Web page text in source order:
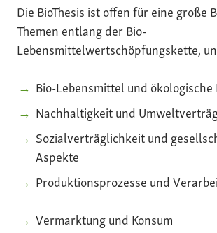
Die BioThesis ist offen für eine große
Themen entlang der Bio-
Lebensmittelwertschöpfungskette,
Bio-Lebensmittel und
Nachhaltigkeit und
Sozialverträglichkeit und
Aspekte
Produktionsprozesse und
Vermarktung und Konsum